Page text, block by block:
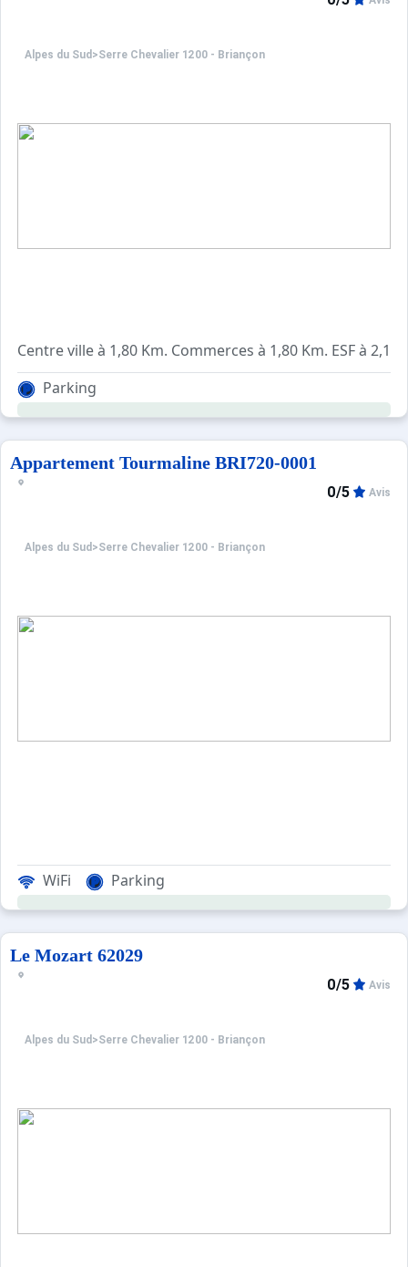
Alpes du Sud >Serre Chevalier 1200 - Briançon
Centre ville à 1,80 Km. Commerces à 1,80 Km. ESF à
Parking
Appartement Tourmaline BRI720-0001
Alpes du Sud >Serre Chevalier 1200 - Briançon
0/5 Avis
WiFi Parking
Le Mozart 62029
Alpes du Sud >Serre Chevalier 1200 - Briançon
0/5 Avis